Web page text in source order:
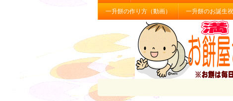
一升餅の作り方（動画） 一升餅のお誕生